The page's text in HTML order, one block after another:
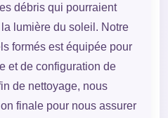
débris qui pourraient
lumière du soleil. Notre
formés est équipée pour
et de configuration de
de nettoyage, nous
finale pour nous assurer